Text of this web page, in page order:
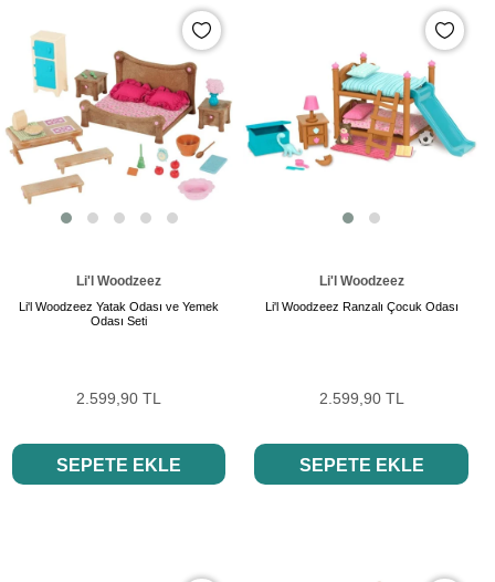
Li'l Woodzeez
Li'l Woodzeez Yatak Odası ve Yemek
Odası Seti
2.599,90 TL
SEPETE EKLE
Li'l Woodzeez
Li'l Woodzeez Ranzalı Çocuk Odası
2.599,90 TL
SEPETE EKLE